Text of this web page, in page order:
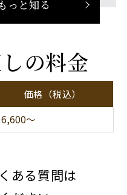
っと知る
の料金
価格 （税込）
～
ある質問は